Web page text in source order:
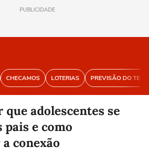
PUBLICIDADE
CHECAMOS LOTERIAS PREVISÃO DO
que adolescentes se
pais e como
conexão